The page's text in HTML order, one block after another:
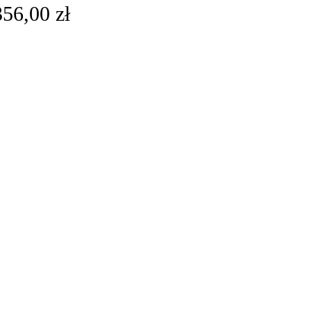
zł